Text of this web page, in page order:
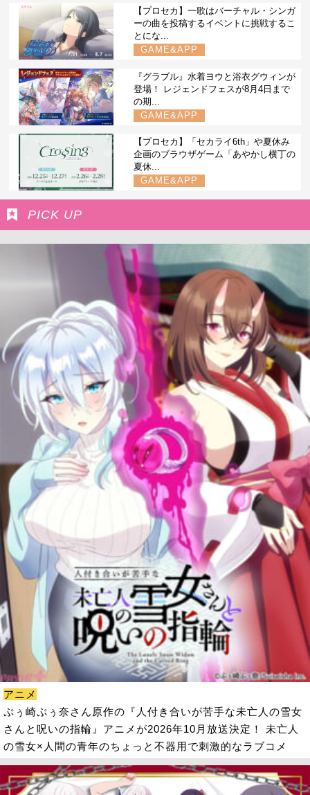
【プロセカ】一歌はバーチャル・シンガ
ーの曲を投稿するイベントに挑戦するこ
とにな...
GAME&APP
『グラブル』水着ヨウと浴衣グウィンが
登場！ レジェンドフェスが8月4日まで
の期...
GAME&APP
【プロセカ】「セカライ6th」や夏休み
企画のブラウザゲーム「あやかし横丁の
夏休...
GAME&APP
PICK UP
アニメ
ぷぅ崎ぷぅ奈さん原作の『人付き合いが苦手な未亡人の雪女
さんと呪いの指輪』アニメが2026年10月放送決定！ 未亡人
の雪女×人間の青年のちょっと不器用で刺激的なラブコメ